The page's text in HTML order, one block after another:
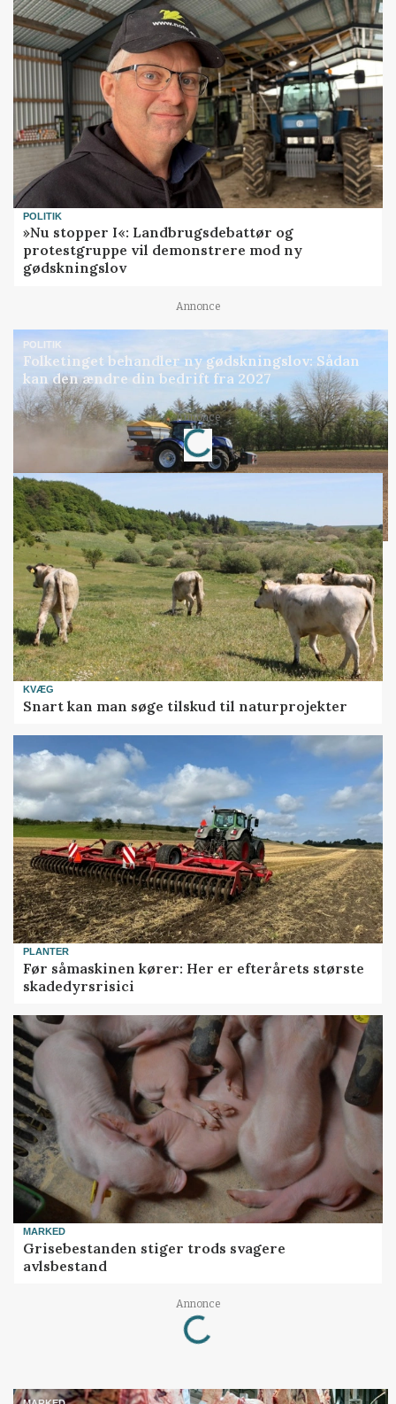
POLITIK
»Nu stopper I«: Landbrugsdebattør og
protestgruppe vil demonstrere mod ny
gødskningslov
Annonce
POLITIK
Folketinget behandler ny gødskningslov: Sådan
kan den ændre din bedrift fra 2027
Annonce
Loading...
KVÆG
Snart kan man søge tilskud til naturprojekter
PLANTER
Før såmaskinen kører: Her er efterårets største
skadedyrsrisici
MARKED
Grisebestanden stiger trods svagere
avlsbestand
Annonce
Loading...